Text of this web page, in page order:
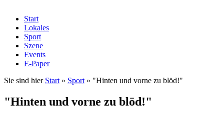
Start
Lokales
Sport
Szene
Events
E-Paper
Sie sind hier Start » Sport » "Hinten und vorne zu blöd!"
"Hinten und vorne zu blöd!"